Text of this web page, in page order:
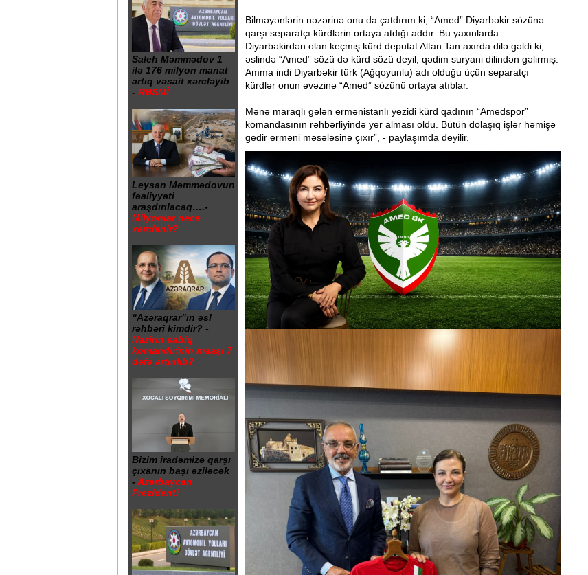
Saleh Məmmədov 1
ilə 176 milyon manat
artıq vəsait xərcləyib
- RƏSMİ
Leysan Məmmədovun
fəaliyyəti
araşdırılacaq….-
Milyonlar necə
xərclənir?
“Azəraqrar”ın əsl
rəhbəri kimdir? -
Nazirin sabiq
komandirinin maaşı 7
dəfə artırılıb?
Bizim iradəmizə qarşı
çıxanın başı əziləcək
- Azərbaycan
Prezidenti
Bilməyənlərin nəzərinə onu da çatdırım ki, “Amed” Diyarbəkir sözünə
qarşı separatçı kürdlərin ortaya atdığı addır. Bu yaxınlarda
Diyarbəkirdən olan keçmiş kürd deputat Altan Tan axırda dilə gəldi ki,
əslində “Amed” sözü də kürd sözü deyil, qədim suryani dilindən gəlirmiş.
Amma indi Diyarbəkir türk (Ağqoyunlu) adı olduğu üçün separatçı
kürdlər onun əvəzinə “Amed” sözünü ortaya atıblar.
Mənə maraqlı gələn ermənistanlı yezidi kürd qadının “Amedspor”
komandasının rəhbərliyində yer alması oldu. Bütün dolaşıq işlər həmişə
gedir erməni məsələsinə çıxır”, - paylaşımda deyilir.